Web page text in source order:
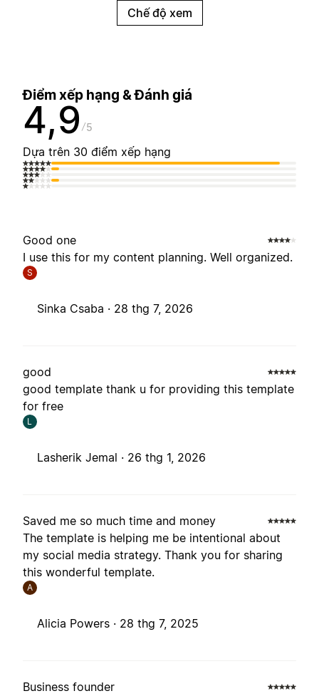
Chế độ xem
Điểm xếp hạng & Đánh giá
4,9 5
Dựa trên 30 điểm xếp hạng
Good one
I use this for my content planning. Well organized.
S
Sinka Csaba · 28 thg 7, 2026
good
good template thank u for providing this template
for free
L
Lasherik Jemal · 26 thg 1, 2026
Saved me so much time and money
The template is helping me be intentional about
my social media strategy. Thank you for sharing
this wonderful template.
A
Alicia Powers · 28 thg 7, 2025
Business founder